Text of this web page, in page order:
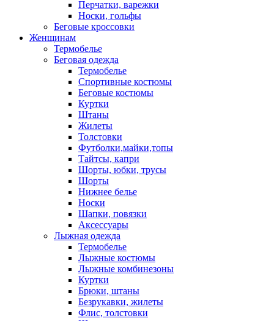
Перчатки, варежки
Носки, гольфы
Беговые кроссовки
Женщинам
Термобелье
Беговая одежда
Термобелье
Спортивные костюмы
Беговые костюмы
Куртки
Штаны
Жилеты
Толстовки
Футболки,майки,топы
Тайтсы, капри
Шорты, юбки, трусы
Шорты
Нижнее белье
Носки
Шапки, повязки
Аксессуары
Лыжная одежда
Термобелье
Лыжные костюмы
Лыжные комбинезоны
Куртки
Брюки, штаны
Безрукавки, жилеты
Флис, толстовки